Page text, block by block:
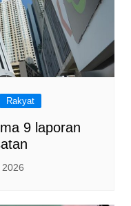
Rakyat
9 laporan